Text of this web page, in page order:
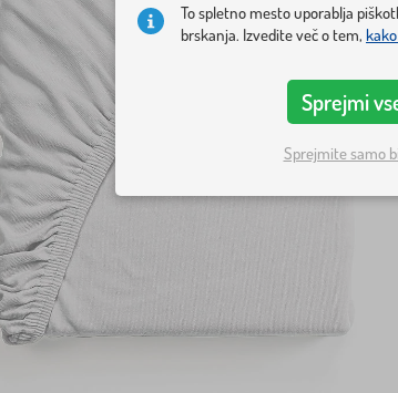
To spletno mesto uporablja
brskanja. Izvedite več o tem,
Sprejmi
Sprejmite samo